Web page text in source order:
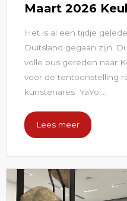
Maart 2026
Het is al een tijdje
Duitsland gegaan zijn.
volle bus gereden naar
voor de tentoonstelling
kunstenares YaYoi...
Lees meer